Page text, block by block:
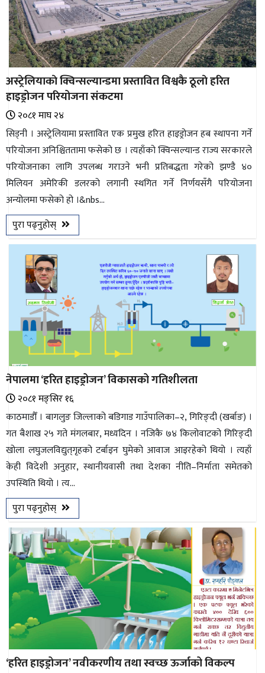
अस्ट्रेलियाकाे क्विन्सल्यान्डमा प्रस्तावित विश्वकै ठूलाे हरित
हाइड्रोजन परियोजना संकटमा
२०८१ माघ २४
सिड्नी । अस्ट्रेलियामा प्रस्तावित एक प्रमुख हरित हाइड्रोजन हब स्थापना गर्ने
परियोजना अनिश्चिततामा फसेको छ । त्यहाँको क्विन्सल्यान्ड राज्य सरकारले
परियोजनाका लागि उपलब्ध गराउने भनी प्रतिबद्धता गरेको झण्डै ४०
मिलियन अमेरिकी डलरको लगानी स्थगित गर्ने निर्णयसँगै परियोजना
अन्योलमा फसेको हो ।&nbs...
पुरा पढ्नुहोस्
नेपालमा ‘हरित हाइड्रोजन’ विकासको गतिशीलता
२०८१ मङ्सिर १६
काठमाडौँ । बागलुङ जिल्लाको बडिगाड गाउँपालिका–२, गिरिङ्दी (खर्बाङ) ।
गत बैशाख २५ गते मंगलबार, मध्यदिन । नजिकै ७४ किलोवाटको गिरिङ्दी
खोला लघुजलविद्युत्‌गृहको टर्बाइन घुमेको आवाज आइरहेको थियो । त्यहाँ
केही विदेशी अनुहार, स्थानीयवासी तथा देशका नीति–निर्माता समेतको
उपस्थिति थियो । त्य...
पुरा पढ्नुहोस्
‘हरित हाइड्रोजन’ नवीकरणीय तथा स्वच्छ ऊर्जाको विकल्प